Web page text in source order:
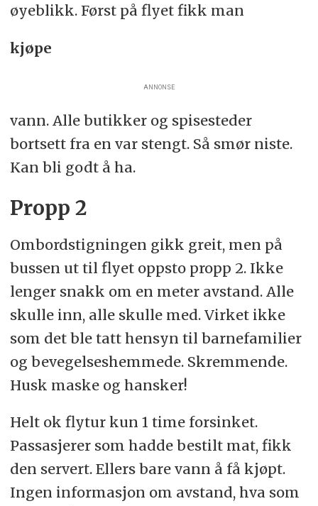
øyeblikk. Først på flyet fikk man
kjøpe
ANNONSE
vann. Alle butikker og spisesteder
bortsett fra en var stengt. Så smør niste.
Kan bli godt å ha.
Propp 2
Ombordstigningen gikk greit, men på
bussen ut til flyet oppsto propp 2. Ikke
lenger snakk om en meter avstand. Alle
skulle inn, alle skulle med. Virket ikke
som det ble tatt hensyn til barnefamilier
og bevegelseshemmede. Skremmende.
Husk maske og hansker!
Helt ok flytur kun 1 time forsinket.
Passasjerer som hadde bestilt mat, fikk
den servert. Ellers bare vann å få kjøpt.
Ingen informasjon om avstand, hva som